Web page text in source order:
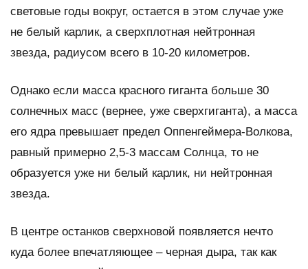
световые годы вокруг, остается в этом случае уже
не белый карлик, а сверхплотная нейтронная
звезда, радиусом всего в 10-20 километров.
Однако если масса красного гиганта больше 30
солнечных масс (вернее, уже сверхгиганта), а масса
его ядра превышает предел Оппенгеймера-Волкова,
равный примерно 2,5-3 массам Солнца, то не
образуется уже ни белый карлик, ни нейтронная
звезда.
В центре останков сверхновой появляется нечто
куда более впечатляющее – черная дыра, так как